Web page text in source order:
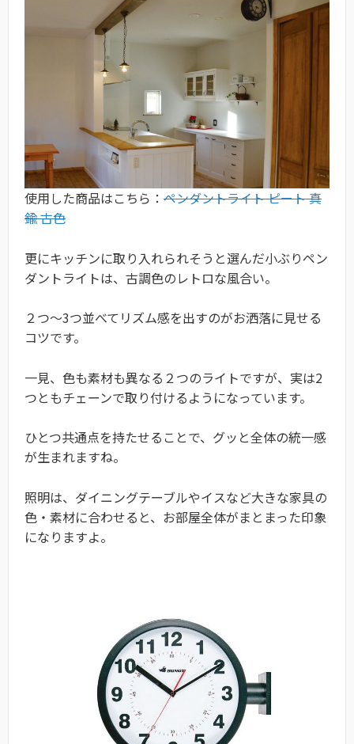
使用した商品はこちら： ペンダントライト ピート 真
鍮 古色
更にキッチンに取り入れられそうと選んだ小ぶりペン
ダントライトは、古調色のレトロな風合い。
２つ〜3つ並べてリズム感を出すのがお洒落に見せる
コツです。
一見、色も素材も異なる２つのライトですが、実は2
つともチェーンで取り付けるようになっています。
ひとつ共通点を持たせることで、グッと全体の統一感
が生まれますね。
照明は、ダイニングテーブルやイスなど大きな家具の
色・素材に合わせると、お部屋全体がまとまった印象
になりますよ。